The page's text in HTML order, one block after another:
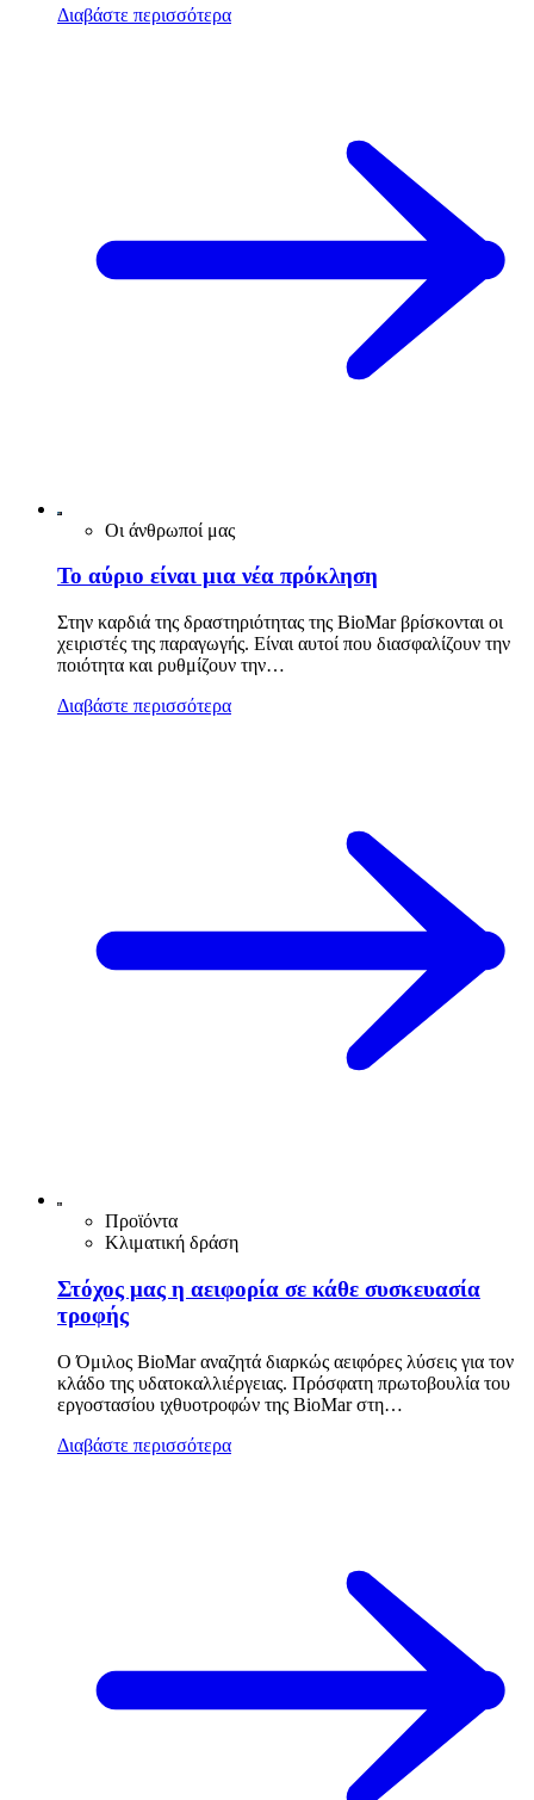
Διαβάστε περισσότερα
Οι άνθρωποί μας
Το αύριο είναι μια νέα πρόκληση
Στην καρδιά της δραστηριότητας της BioMar βρίσκονται οι
χειριστές της παραγωγής. Είναι αυτοί που διασφαλίζουν την
ποιότητα και ρυθμίζουν την…
Διαβάστε περισσότερα
Προϊόντα
Κλιματική δράση
Στόχος μας η αειφορία σε κάθε συσκευασία
τροφής
Ο Όμιλος BioMar αναζητά διαρκώς αειφόρες λύσεις για τον
κλάδο της υδατοκαλλιέργειας. Πρόσφατη πρωτοβουλία του
εργοστασίου ιχθυοτροφών της BioMar στη…
Διαβάστε περισσότερα